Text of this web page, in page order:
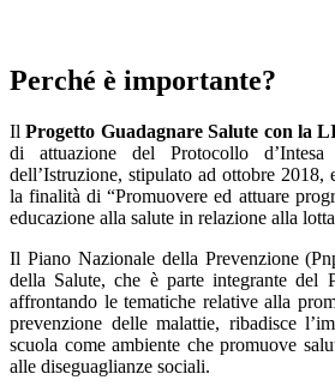
Perché è importante?
IlProgetto Guadagnare Salute con la
di attuazione del Protocollo
dell’Istruzione, stipulato ad ottobre
la finalità di “Promuovere ed attuare
educazione alla salute in relazione alla
Il Piano Nazionale della Prevenzione
della Salute, che è parte integrante del
affrontando le tematiche relative alla
prevenzione delle malattie, ribadisce
scuola come ambiente che promuove
alle diseguaglianze sociali.